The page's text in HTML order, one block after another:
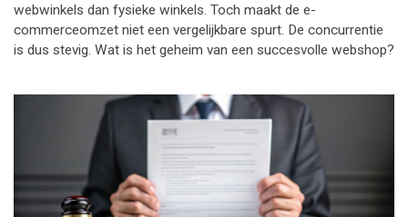
webwinkels dan fysieke winkels. Toch maakt de e-
commerceomzet niet een vergelijkbare spurt. De concurrentie
is dus stevig. Wat is het geheim van een succesvolle webshop?